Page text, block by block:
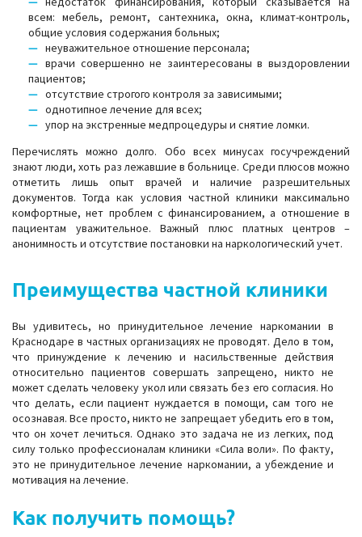
всем: мебель, ремонт, сантехника, окна, климат-контроль,
общие условия содержания больных;
неуважительное отношение персонала;
врачи совершенно не заинтересованы в выздоровлении
пациентов;
отсутствие строгого контроля за зависимыми;
однотипное лечение для всех;
упор на экстренные медпроцедуры и снятие ломки.
Перечислять можно долго. Обо всех минусах госучреждений
знают люди, хоть раз лежавшие в больнице. Среди плюсов можно
отметить лишь опыт врачей и наличие разрешительных
документов. Тогда как условия частной клиники максимально
комфортные, нет проблем с финансированием, а отношение в
пациентам уважительное. Важный плюс платных центров –
анонимность и отсутствие постановки на наркологический учет.
Преимущества частной клиники
Вы удивитесь, но принудительное лечение наркомании в
Краснодаре в частных организациях не проводят. Дело в том,
что принуждение к лечению и насильственные действия
относительно пациентов совершать запрещено, никто не
может сделать человеку укол или связать без его согласия. Но
что делать, если пациент нуждается в помощи, сам того не
осознавая. Все просто, никто не запрещает убедить его в том,
что он хочет лечиться. Однако это задача не из легких, под
силу только профессионалам клиники «Сила воли». По факту,
это не принудительное лечение наркомании, а убеждение и
мотивация на лечение.
Как получить помощь?